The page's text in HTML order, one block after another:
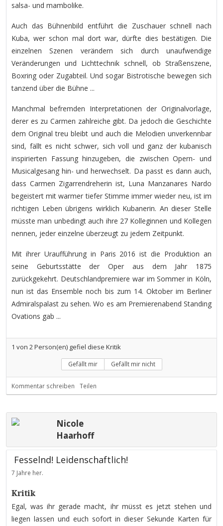
salsa- und mambolike.
Auch das Bühnenbild entführt die Zuschauer schnell nach
Kuba, wer schon mal dort war, dürfte dies bestätigen. Die
einzelnen Szenen verändern sich durch unaufwendige
Veränderungen und Lichttechnik schnell, ob Straßenszene,
Boxring oder Zugabteil. Und sogar Bistrotische bewegen sich
tanzend über die Bühne ...
Manchmal befremden Interpretationen der Originalvorlage,
derer es zu Carmen zahlreiche gibt. Da jedoch die Geschichte
dem Original treu bleibt und auch die Melodien unverkennbar
sind, fällt es nicht schwer, sich voll und ganz der kubanisch
inspirierten Fassung hinzugeben, die zwischen Opern- und
Musicalgesang hin- und herwechselt. Da passt es dann auch,
dass Carmen Zigarrendreherin ist, Luna Manzanares Nardo
begeistert mit warmer tiefer Stimme immer wieder neu, ist im
richtigen Leben übrigens wirklich Kubanerin. An dieser Stelle
müsste man unbedingt auch ihre 27 Kolleginnen und Kollegen
nennen, jeder einzelne überzeugt zu jedem Zeitpunkt.
Mit ihrer Uraufführung in Paris 2016 ist die Produktion an
seine Geburtsstätte der Oper aus dem Jahr 1875
zurückgekehrt. Deutschlandpremiere war im Sommer in Köln,
nun ist das Ensemble noch bis zum 14. Oktober im Berliner
Admiralspalast zu sehen. Wo es am Premierenabend Standing
Ovations gab ...
1 von 2 Person(en) gefiel diese Kritik
Gefällt mir Gefällt mir nicht
Kommentar schreiben Teilen
Nicole
Haarhoff
Fesselnd! Leidenschaftlich!
7 Jahre her.
Kritik
Egal, was ihr gerade macht, ihr müsst es jetzt stehen und
liegen lassen und euch sofort in dieser Sekunde Karten für